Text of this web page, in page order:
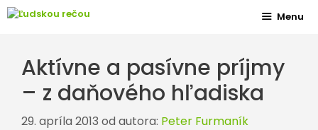
Preskočiť
Menu
Aktívne a pasívne príjmy
– z daňového hľadiska
29. apríla 2013 od autora: Peter Furmaník